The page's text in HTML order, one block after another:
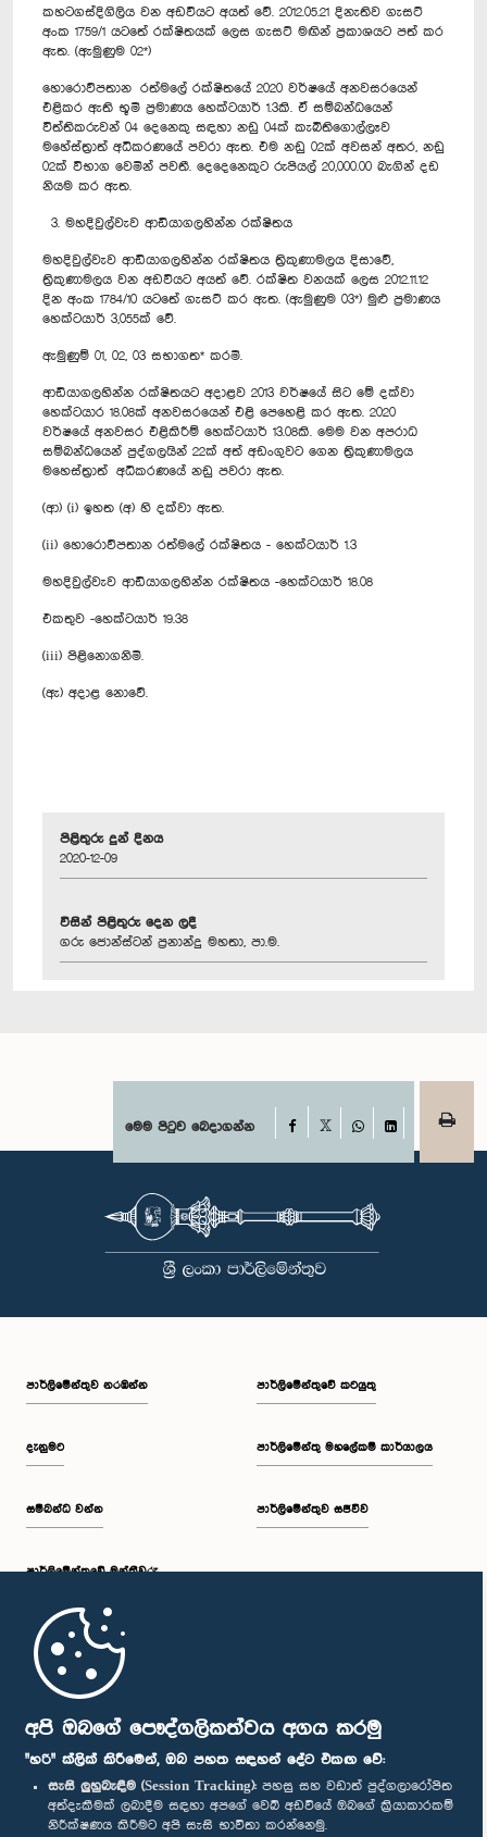
අපි ඔබගේ පෞද්ගලිකත්වය අගය කරමු
"හරි" ක්ලික් කිරීමෙන්, ඔබ පහත සඳහන් දේට එකඟ වේ:
සැසි ලුහුබැඳීම (Session Tracking): පහසු සහ වඩාත් පුද්ගලාරෝපිත
අත්දැකීමක් ලබාදීම සඳහා අපගේ වෙබ් අඩවියේ ඔබගේ ක්‍රියාකාරකම්
නිරීක්ෂණය කිරීමට අපි සැසි භාවිතා කරන්නෙමු.
කහටගස්දිගිලිය වන අඩවියට අයත් වේ. 2012.05.21 දිනැතිව ගැසට්
අංක 1759/1 යටතේ රක්ෂිතයක් ලෙස ගැසට් මඟින් ප්‍රකාශයට පත් කර
ඇත. (ඇමුණුම 02*)
හොරොව්පතාන රත්මලේ රක්ෂිතයේ 2020 වර්ෂයේ අනවසරයෙන්
එළිකර ඇති භූමි ප්‍රමාණය හෙක්ටයාර් 1.3කි. ඒ සම්බන්ධයෙන්
විත්තිකරුවන් 04 දෙනෙකු සඳහා නඩු 04ක් කැබිතිගොල්ලෑව
මහේස්ත්‍රාත් අධිකරණයේ පවරා ඇත. එම නඩු 02ක් අවසන් අතර, නඩු
02ක් විභාග වෙමින් පවතී. දෙදෙනෙකුට රුපියල් 20,000.00 බැගින් දඩ
නියම කර ඇත.
3. මහදිවුල්වැව ආඩියාගලහින්න රක්ෂිතය
මහදිවුල්වැව ආඩියාගලහින්න රක්ෂිතය ත්‍රිකුණාමලය දිසාවේ,
ත්‍රිකුණාමලය වන අඩවියට අයත් වේ. රක්ෂිත වනයක් ලෙස 2012.11.12
දින අංක 1784/10 යටතේ ගැසට් කර ඇත. (ඇමුණුම 03*) මුළු ප්‍රමාණය
හෙක්ටයාර් 3,055ක් වේ.
ඇමුණුම් 01, 02, 03 සභාගත* කරමි.
ආඩියාගලහින්න රක්ෂිතයට අදාළව 2013 වර්ෂයේ සිට මේ දක්වා
හෙක්ටයාර 18.08ක් අනවසරයෙන් එළි පෙහෙළි කර ඇත. 2020
වර්ෂයේ අනවසර එළිකිරීම් හෙක්ටයාර් 13.08කි. මෙම වන අපරාධ
සම්බන්ධයෙන් පුද්ගලයින් 22ක් අත් අඩංගුවට ගෙන ත්‍රිකුණාමලය
මහෙස්ත්‍රාත් අධිකරණයේ නඩු පවරා ඇත.
(ආ) (i) ඉහත (අ) හි දක්වා ඇත.
(ii) හොරොව්පතාන රත්මලේ රක්ෂිතය - හෙක්ටයාර් 1.3
මහදිවුල්වැව ආඩියාගලහින්න රක්ෂිතය -හෙක්ටයාර් 18.08
එකතුව -හෙක්ටයාර් 19.38
(iii) පිළිනොගනිමි.
(ඇ) අදාළ නොවේ.
පිළිතුරු දුන් දිනය
2020-12-09
විසින් පිළිතුරු දෙන ලදී
ගරු ජොන්ස්ටන් ප්‍රනාන්දු මහතා, පා.ම.
මෙම පිටුව බෙදාගන්න Facebook
WhatsAppLinkedIn
පාර්ලි‌මේන්තුව නරඹන්න
දැනුමට
සම්බන්ධ වන්න
පාර්ලි‌මේන්තුවේ මන්ත්‍රීවරු
මුල් පිටුව
පාර්ලිමේන්තුවේ කටයුතු
පාර්ලිමේන්තු මහලේකම් කාර්යාලය
පාර්ලිමේන්තුව සජීවීව
පාර්ලිමේන්තු ජංගම යෙදුම